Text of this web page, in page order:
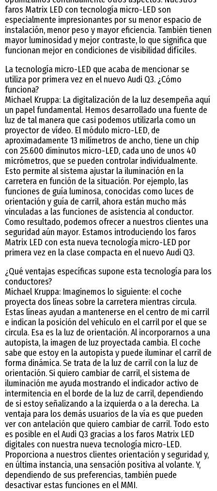
faros Matrix LED con tecnología micro-LED son
especialmente impresionantes por su menor espacio de
instalación, menor peso y mayor eficiencia. También tienen
mayor luminosidad y mejor contraste, lo que significa que
funcionan mejor en condiciones de visibilidad difíciles.
La tecnología micro-LED que acaba de mencionar se
utiliza por primera vez en el nuevo Audi Q3. ¿Cómo
funciona?
Michael Kruppa: La digitalización de la luz desempeña aquí
un papel fundamental. Hemos desarrollado una fuente de
luz de tal manera que casi podemos utilizarla como un
proyector de vídeo. El módulo micro-LED, de
aproximadamente 13 milímetros de ancho, tiene un chip
con 25.600 diminutos micro-LED, cada uno de unos 40
micrómetros, que se pueden controlar individualmente.
Esto permite al sistema ajustar la iluminación en la
carretera en función de la situación. Por ejemplo, las
funciones de guía luminosa, conocidas como luces de
orientación y guía de carril, ahora están mucho más
vinculadas a las funciones de asistencia al conductor.
Como resultado, podemos ofrecer a nuestros clientes una
seguridad aún mayor. Estamos introduciendo los faros
Matrix LED con esta nueva tecnología micro-LED por
primera vez en la clase compacta en el nuevo Audi Q3.
¿Qué ventajas específicas supone esta tecnología para los
conductores?
Michael Kruppa: Imaginemos lo siguiente: el coche
proyecta dos líneas sobre la carretera mientras circula.
Estas líneas ayudan a mantenerse en el centro de mi carril
e indican la posición del vehículo en el carril por el que se
circula. Esa es la luz de orientación. Al incorporarnos a una
autopista, la imagen de luz proyectada cambia. El coche
sabe que estoy en la autopista y puede iluminar el carril de
forma dinámica. Se trata de la luz de carril con la luz de
orientación. Si quiero cambiar de carril, el sistema de
iluminación me ayuda mostrando el indicador activo de
intermitencia en el borde de la luz de carril, dependiendo
de si estoy señalizando a la izquierda o a la derecha. La
ventaja para los demás usuarios de la vía es que pueden
ver con antelación que quiero cambiar de carril. Todo esto
es posible en el Audi Q3 gracias a los faros Matrix LED
digitales con nuestra nueva tecnología micro-LED.
Proporciona a nuestros clientes orientación y seguridad y,
en última instancia, una sensación positiva al volante. Y,
dependiendo de sus preferencias, también puede
desactivar estas funciones en el MMI.